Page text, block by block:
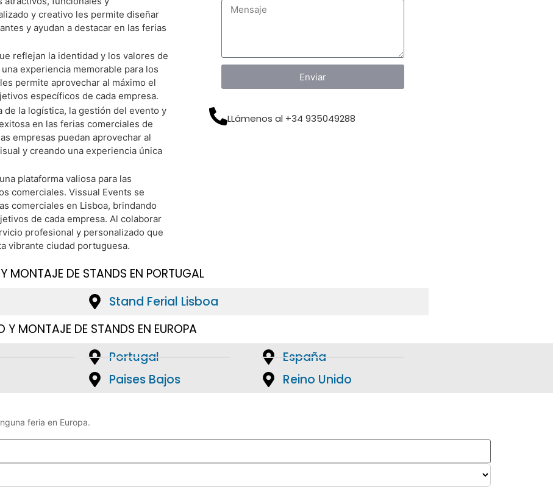
Cotiza Tu Stand De Forma Gratuita Ahora
y creativo les permite diseñar
y ayudan a destacar en las ferias
reflejan la identidad y los valores de
experiencia memorable para los
permite aprovechar al máximo el
específicos de cada empresa.
de la logística, la gestión del evento y
en las ferias comerciales de
empresas puedan aprovechar al
y creando una experiencia única
plataforma valiosa para las
comerciales. Vissual Events se
comerciales en Lisboa, brindando
de cada empresa. Al colaborar
profesional y personalizado que
vibrante ciudad portuguesa.
Enviar
LLámenos al +34 935049288
MONTAJE DE STANDS EN PORTUGAL
Stand Ferial Lisboa
Y MONTAJE DE STANDS EN EUROPA
Portugal
Paises Bajos
España
Reino Unido
feria en Europa.